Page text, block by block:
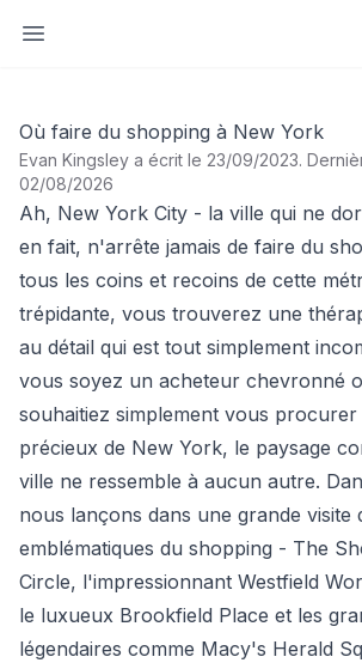
Ouvrir la barre latérale
Où faire du shopping à New York
Evan Kingsley a écrit le 23/09/2023.
02/08/2026
Ah, New York City - la ville qui ne
en fait, n'arrête jamais de faire du
tous les coins et recoins de cette
trépidante, vous trouverez une
au détail qui est tout simplement
vous soyez un acheteur chevronné
souhaitiez simplement vous
précieux de New York, le paysage
ville ne ressemble à aucun autre.
nous lançons dans une grande visite
emblématiques du shopping - The
Circle, l'impressionnant Westfield
le luxueux Brookfield Place et les
légendaires comme Macy's Herald